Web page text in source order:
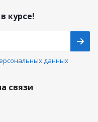
курсе!
данных
связи